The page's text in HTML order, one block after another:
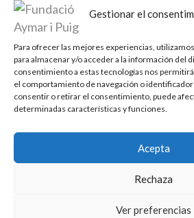
Gestionar el
Para ofrecer las mejores experiencias,
para almacenar y/o acceder a la información del
consentimiento a estas tecnologías nos
el comportamiento de navegación o
consentir o retirar el consentimiento, puede
determinadas características y funciones.
Acepta
Rechaza
Ver preferencias
julio 2026(2)
junio 2026 (1)
mayo 2026(1)
marzo 2026(1)
febrero 2026(1)